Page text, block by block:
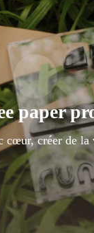
paper
cœur, créer de la